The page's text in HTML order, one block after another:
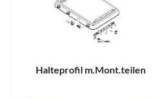
Halteprofil m.Mont.teilen